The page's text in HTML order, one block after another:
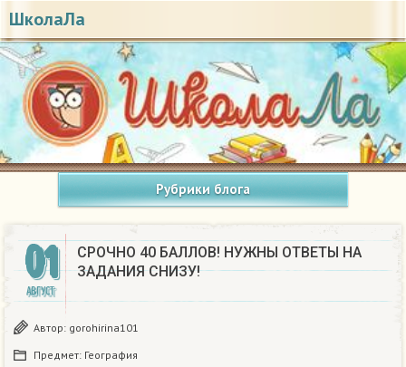
ШколаЛа
Рубрики блога
01
АВГУСТ
СРОЧНО 40 БАЛЛОВ! НУЖНЫ ОТВЕТЫ НА
ЗАДАНИЯ СНИЗУ! ​
Автор: gorohirina101
Предмет: География